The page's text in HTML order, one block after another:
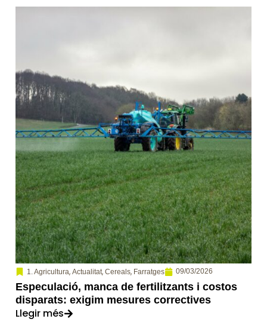
1. Agricultura, Actualitat, Cereals, Farratges 09/03/2026
Especulació, manca de fertilitzants i costos
disparats: exigim mesures correctives
Llegir més